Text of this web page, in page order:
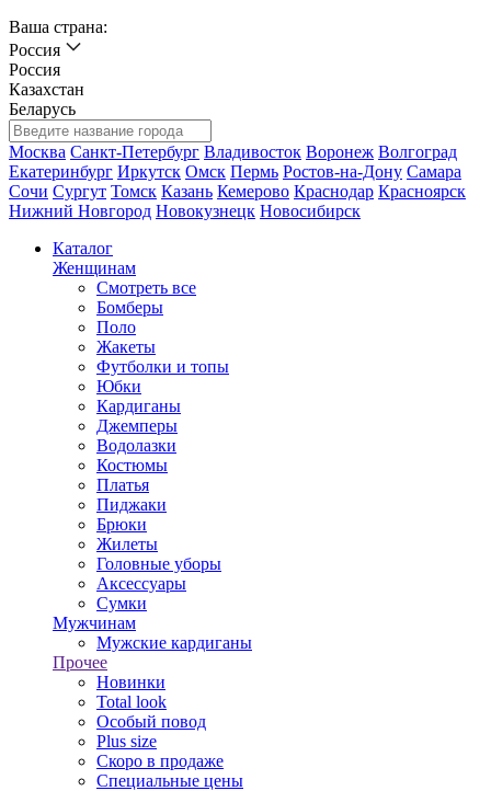
Ваша страна:
Россия
Россия
Казахстан
Беларусь
Москва Санкт-Петербург Владивосток Воронеж Волгоград
Екатеринбург Иркутск Омск Пермь Ростов-на-Дону Самара
Сочи Сургут Томск Казань Кемерово Краснодар Красноярск
Нижний Новгород Новокузнецк Новосибирск
Каталог
Женщинам
Смотреть все
Бомберы
Поло
Жакеты
Футболки и топы
Юбки
Кардиганы
Джемперы
Водолазки
Костюмы
Платья
Пиджаки
Брюки
Жилеты
Головные уборы
Аксессуары
Сумки
Мужчинам
Мужские кардиганы
Прочее
Новинки
Total look
Особый повод
Plus size
Скоро в продаже
Специальные цены